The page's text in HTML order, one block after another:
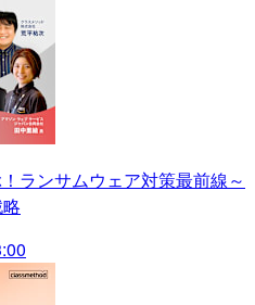
ランサムウェア対策最前線～